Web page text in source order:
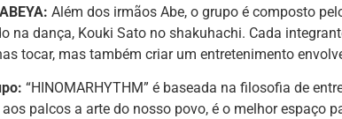
Além dos irmãos Abe, o grupo é composto
na dança, Kouki Sato no shakuhachi. Cada
tocar, mas também criar um entretenimento
“HINOMARHYTHM” é baseada na filosofia de
palcos a arte do nosso povo, é o melhor espaço